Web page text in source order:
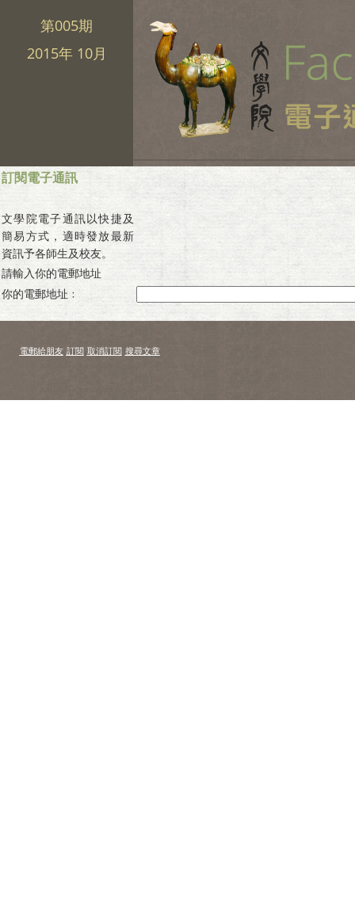
第005期
2015年 10月
訂閱電子通訊
文學院電子通訊以快捷及
簡易方式，適時發放最新
資訊予各師生及校友。
請輸入你的電郵地址
你的電郵地址﹕
電郵給朋友 訂閱 取消訂閱 搜尋文章